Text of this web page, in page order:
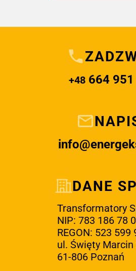
+48664 951
DANE
Transformatory
NIP: 783 186 78
REGON: 523 599
ul. Święty
61-806 Poznań